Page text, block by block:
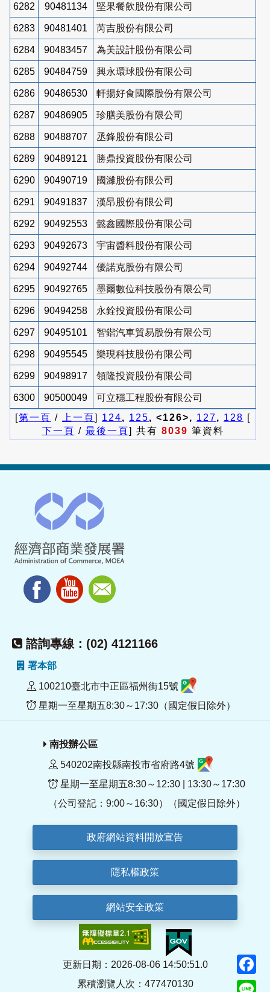
6282 90481134 堅果餐飲股份有限公司
6283 90481401 芮吉股份有限公司
6284 90483457 為美設計股份有限公司
6285 90484759 興永環球股份有限公司
6286 90486530 軒揚好食國際股份有限公司
6287 90486905 珍膳美股份有限公司
6288 90488707 丞鋒股份有限公司
6289 90489121 勝鼎投資股份有限公司
6290 90490719 國濰股份有限公司
6291 90491837 漢昂股份有限公司
6292 90492553 懿鑫國際股份有限公司
6293 90492673 宇宙醬料股份有限公司
6294 90492744 優諾克股份有限公司
6295 90492765 墨爾數位科技股份有限公司
6296 90494258 永銓投資股份有限公司
6297 90495101 智鍇汽車貿易股份有限公司
6298 90495545 樂現科技股份有限公司
6299 90498917 領隆投資股份有限公司
6300 90500049
可立穩工程股份有限公司
[第一頁 / 上一頁] 124, 125, <126>, 127, 128 [
下一頁 / 最後一頁] 共有 8039 筆資料
諮詢專線：(02) 4121166
署本部
100210臺北市中正區福州街15號
星期一至星期五8:30～17:30（國定假日除外）
南投辦公區
540202南投縣南投市省府路4號
星期一至星期五8:30～12:30 | 13:30～17:30
（公司登記：9:00～16:30）（國定假日除外）
政府網站資料開放宣告
隱私權政策
網站安全政策
更新日期：2026-08-06 14:50:51.0
累積瀏覽人次：477470130